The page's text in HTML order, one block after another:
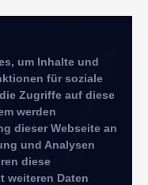
um Inhalte und
für soziale
Zugriffe auf diese
werden
dieser Webseite an
und Analysen
diese
weiteren Daten